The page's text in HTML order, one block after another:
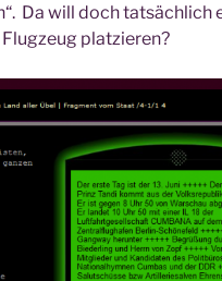
Da will doch tatsächlich
platzieren?